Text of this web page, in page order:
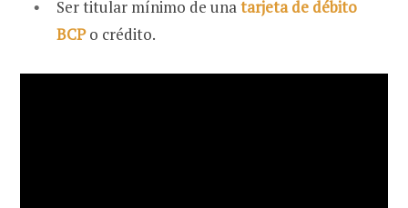
Ser titular mínimo de unatarjeta de débito
BCPo crédito.